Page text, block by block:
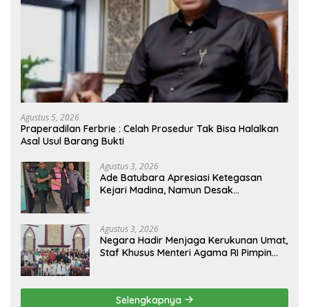
Agustus 5, 2026
Praperadilan Ferbrie : Celah Prosedur Tak Bisa Halalkan
Asal Usul Barang Bukti
Agustus 3, 2026
Ade Batubara Apresiasi Ketegasan
Kejari Madina, Namun Desak
Terlibat Kasus Smart Village
Agustus 3, 2026
Negara Hadir Menjaga Kerukunan Umat,
Staf Khusus Menteri Agama RI Pimpin
Selengkapnya